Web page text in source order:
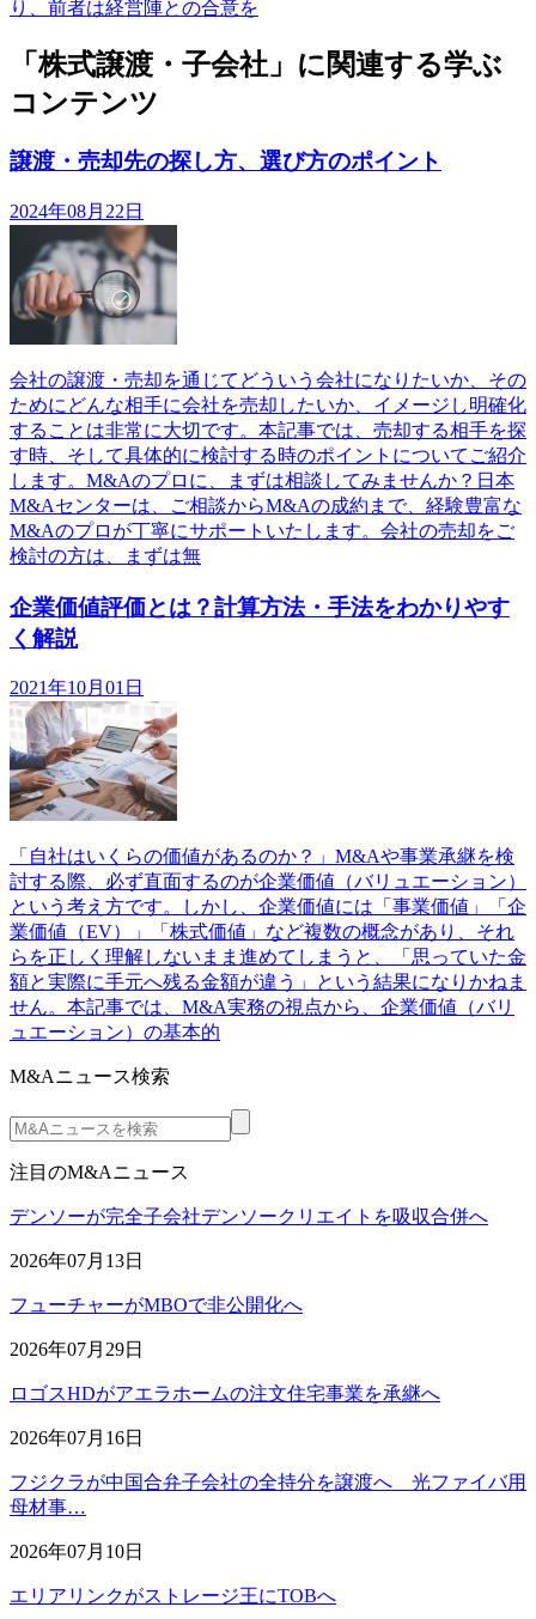
り、前者は経営陣との合意を
「株式譲渡・子会社」に関連する学ぶ
コンテンツ
譲渡・売却先の探し方、選び方のポイント
2024年08月22日
会社の譲渡・売却を通じてどういう会社になりたいか、その
ためにどんな相手に会社を売却したいか、イメージし明確化
することは非常に大切です。本記事では、売却する相手を探
す時、そして具体的に検討する時のポイントについてご紹介
します。M&Aのプロに、まずは相談してみませんか？日本
M&Aセンターは、ご相談からM&Aの成約まで、経験豊富な
M&Aのプロが丁寧にサポートいたします。会社の売却をご
検討の方は、まずは無
企業価値評価とは？計算方法・手法をわかりやす
く解説
2021年10月01日
「自社はいくらの価値があるのか？」M&Aや事業承継を検
討する際、必ず直面するのが企業価値（バリュエーション）
という考え方です。しかし、企業価値には「事業価値」「企
業価値（EV）」「株式価値」など複数の概念があり、それ
らを正しく理解しないまま進めてしまうと、「思っていた金
額と実際に手元へ残る金額が違う」という結果になりかねま
せん。本記事では、M&A実務の視点から、企業価値（バリ
ュエーション）の基本的
M&Aニュース検索
注目のM&Aニュース
デンソーが完全子会社デンソークリエイトを吸収合併へ
2026年07月13日
フューチャーがMBOで非公開化へ
2026年07月29日
ロゴスHDがアエラホームの注文住宅事業を承継へ
2026年07月16日
フジクラが中国合弁子会社の全持分を譲渡へ 光ファイバ用
母材事…
2026年07月10日
エリアリンクがストレージ王にTOBへ